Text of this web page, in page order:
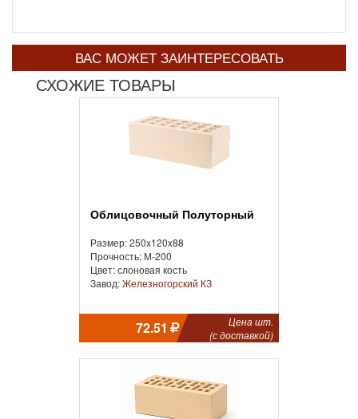
ВАС МОЖЕТ ЗАИНТЕРЕСОВАТЬ
СХОЖИЕ ТОВАРЫ
Облицовочный Полуторный
Размер: 250x120x88
Прочность: М-200
Цвет: слоновая кость
Завод:Железногорский КЗ
72.51
Цена шт.
(с доставкой)